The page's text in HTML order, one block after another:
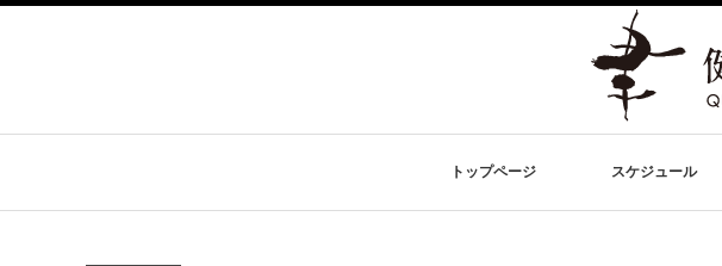
トップページ スケジュール